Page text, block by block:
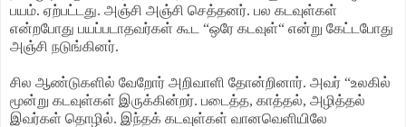
பயம். ஏற்பட்டது. அஞ்சி அஞ்சி செத்தனர். பல கடவுள்கள்
என்றபோது பயப்படாதவர்கள் கூட “ஒரே கடவுள்“ என்று கேட்டபோது
அஞ்சி நடுங்கினர்.
சில ஆண்டுகளில் வேறோர் அறிவாளி தோன்றினார். அவர் “உலகில்
மூன்று கடவுள்கள் இருக்கின்றர். படைத்த, காத்தல், அழித்தல்
இவர்கள் தொழில். இந்தக் கடவுள்கள் வானவெளியிலே